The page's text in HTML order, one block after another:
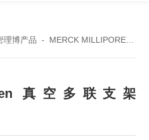
理博产品 - MERCK MILLIPORE 真空泵
真空多联支架